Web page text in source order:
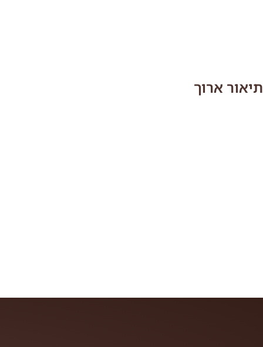
תיאור ארוך